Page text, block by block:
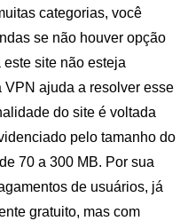
categorias, você
se não houver opção
site não esteja
ajuda a resolver esse
do site é voltada
pelo tamanho do
70 a 300 MB. Por sua
de usuários, já
gratuito, mas com